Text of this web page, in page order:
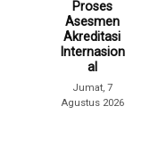
Proses
Asesmen
Akreditasi
Internasion
al
Jumat, 7
Agustus 2026